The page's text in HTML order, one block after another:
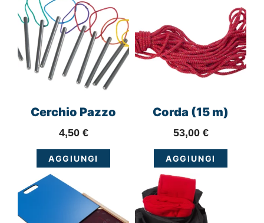
Cerchio Pazzo
4,50 €
AGGIUNGI
Corda (15 m)
53,00 €
AGGIUNGI